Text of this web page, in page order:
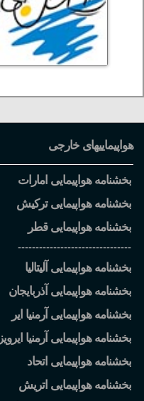
هواپیماییهای خارجی
بخشنامه هواپیمایی امارات
بخشنامه هواپیمایی ترکیش
بخشنامه هواپیمایی قطر
--------------------------------
بخشنامه هواپیمایی آلیتالیا
بخشنامه هواپیمایی آذربایجان
بخشنامه هواپیمایی آرمنیا ایر
بخشنامه هواپیمایی آرمنیا ایرویز
بخشنامه هواپیمایی اتحاد
بخشنامه هواپیمایی اتریش